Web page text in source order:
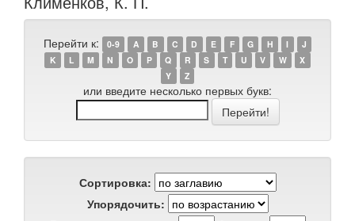
Перейти к: 0-9 A B C D E F G H I
J
K
L M N O P Q R S T U V W
X
Y
Z
или введите несколько первых букв:
Сортировка:
Упорядочить: